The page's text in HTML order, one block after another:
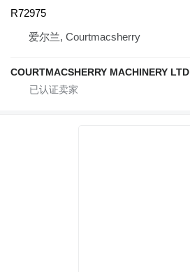
R72975
爱尔兰, Courtmacsherry
COURTMACSHERRY MACHINERY LTD